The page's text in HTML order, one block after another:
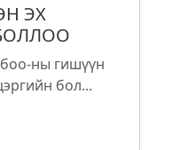
ЭХ
ны гишүүн
бол...